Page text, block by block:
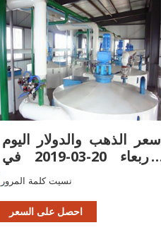
سعر الذهب والدولار اليوم
الأربعاء 20-03-2019 في
البنوك
نسيت كلمة المرور
احصل على السعر